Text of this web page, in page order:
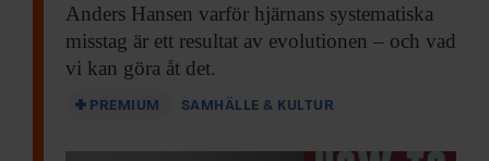
Anders Hansen varför hjärnans systematiska
misstag är ett resultat av evolutionen – och vad
vi kan göra åt det.
PREMIUM SAMHÄLLE & KULTUR